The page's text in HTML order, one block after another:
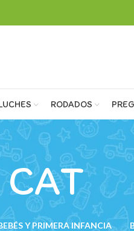
RODADOS
Y PRIMERA INFANCIA